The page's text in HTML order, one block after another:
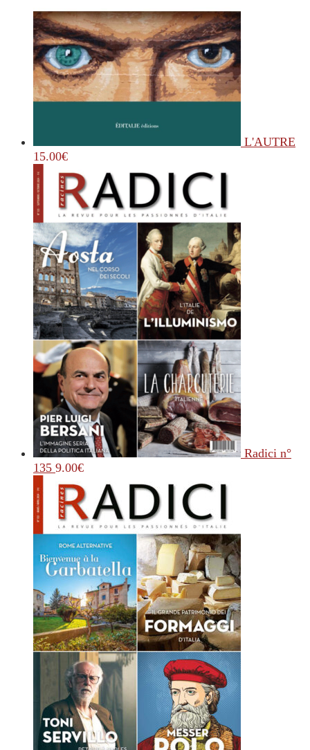
L'AUTRE
15.00€
Radici n°
135 9.00€